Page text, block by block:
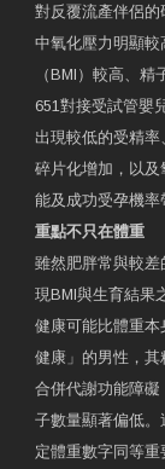
對反覆流產伴侶
中氧化壓力明顯
（BMI）較高、
651對接受試管嬰
出現較低的受精
碎片化增加，以
能及成功受孕機率
重點不只在體重
雖然肥胖常與較
現BMI與生育結果
健康可能比體重
健康」的男性，
合併代謝功能障
子數量顯著偏低
定體重數字同等重